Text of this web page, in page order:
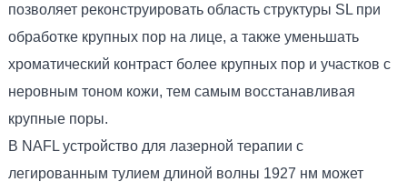
позволяет реконструировать область структуры SL при
обработке крупных пор на лице, а также уменьшать
хроматический контраст более крупных пор и участков с
неровным тоном кожи, тем самым восстанавливая
крупные поры.
В NAFL устройство для лазерной терапии с
легированным тулием длиной волны 1927 нм может